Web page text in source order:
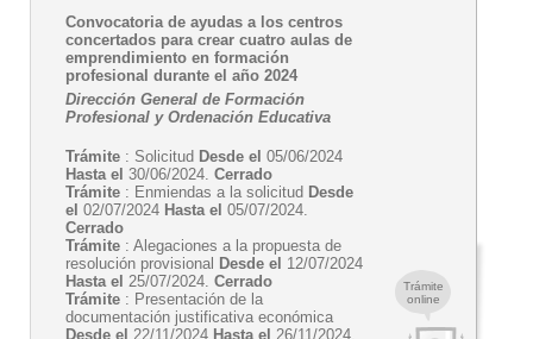
Trámite
online
Convocatoria de ayudas a los centros
concertados para crear cuatro aulas de
emprendimiento en formación
profesional durante el año 2024
Dirección General de Formación
Profesional y Ordenación Educativa
Trámite : Solicitud Desde el 05/06/2024
Hasta el 30/06/2024. Cerrado
Trámite : Enmiendas a la solicitud Desde
el 02/07/2024 Hasta el 05/07/2024.
Cerrado
Trámite : Alegaciones a la propuesta de
resolución provisional Desde el 12/07/2024
Hasta el 25/07/2024. Cerrado
Trámite : Presentación de la
documentación justificativa económica
Desde el 22/11/2024 Hasta el 26/11/2024.